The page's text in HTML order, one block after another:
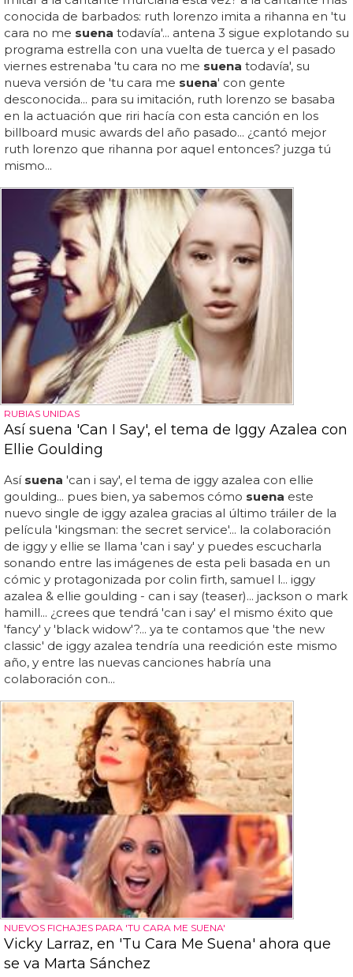
conocida de barbados: ruth lorenzo imita a rihanna en 'tu
cara no me suena todavía'... antena 3 sigue explotando su
programa estrella con una vuelta de tuerca y el pasado
viernes estrenaba 'tu cara no me suena todavía', su
nueva versión de 'tu cara me suena' con gente
desconocida... para su imitación, ruth lorenzo se basaba
en la actuación que riri hacía con esta canción en los
billboard music awards del año pasado... ¿cantó mejor
ruth lorenzo que rihanna por aquel entonces? juzga tú
mismo...
RUBIAS UNIDAS
Así suena 'Can I Say', el tema de Iggy Azalea con
Ellie Goulding
Así suena 'can i say', el tema de iggy azalea con ellie
goulding... pues bien, ya sabemos cómo suena este
nuevo single de iggy azalea gracias al último tráiler de la
película 'kingsman: the secret service'... la colaboración
de iggy y ellie se llama 'can i say' y puedes escucharla
sonando entre las imágenes de esta peli basada en un
cómic y protagonizada por colin firth, samuel l... iggy
azalea & ellie goulding - can i say (teaser)... jackson o mark
hamill... ¿crees que tendrá 'can i say' el mismo éxito que
'fancy' y 'black widow'?... ya te contamos que 'the new
classic' de iggy azalea tendría una reedición este mismo
año, y entre las nuevas canciones habría una
colaboración con...
NUEVOS FICHAJES PARA 'TU CARA ME SUENA'
Vicky Larraz, en 'Tu Cara Me Suena' ahora que
se va Marta Sánchez